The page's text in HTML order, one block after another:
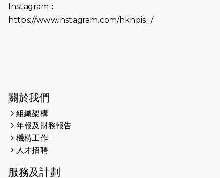
released last Sunday (11th Aug
2024-01-01
2023-11-28
2023-09-30
Instagram︰
https://www.instagram.com/hknpis_/
關於我們
組織架構
年報及財務報告
機構工作
人才招聘
服務及計劃